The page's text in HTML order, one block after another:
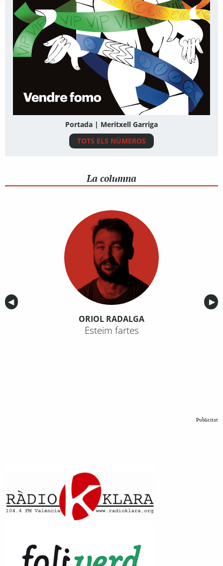
Portada | Meritxell Garriga
TOTS ELS NÚMEROS
La columna
Anterior
◀︎ ▶︎
ORIOL RADALGA
Esteim fartes
Publicitat